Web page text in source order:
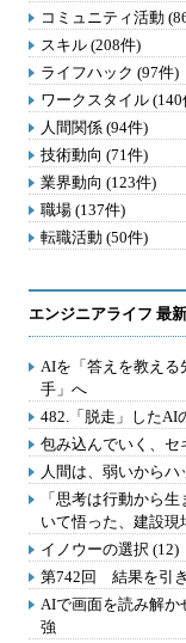
コミュニティ活動
スキル (208件)
ライフハック (97件)
ワークスタイル (140
人間関係 (94件)
技術動向 (71件)
業界動向 (123件)
職場 (137件)
転職活動 (50件)
エンジニアライフ 最
AIを「答えを教える
手」へ
482.「脱走」したAI
包み込んでいく、セ
人間は、弱いから
「思考は行動から
いて悟った、建設
イノウーの選択
第742回 結果を引
AIで画面を読み解か
強